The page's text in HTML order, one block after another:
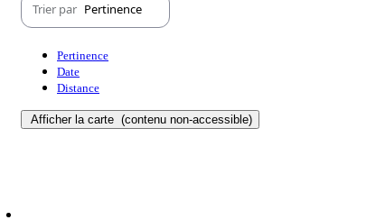
Trier par Pertinence
Pertinence
Date
Distance
Afficher la carte (contenu non-accessible)